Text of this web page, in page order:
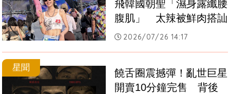
飛韓國朝聖「濕身露纖腰
腹肌」　太辣被鮮肉搭訕
2026/07/26 14:17
星聞
饒舌圈震撼彈！亂世巨星
開賣10分鐘完售　背後